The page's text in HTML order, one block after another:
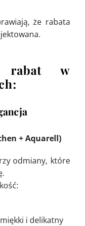
że rabata
rabat w
+ Aquarell)
odmiany, które
i delikatny